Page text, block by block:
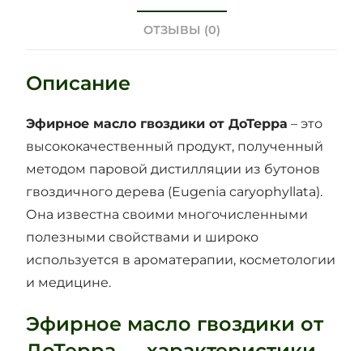
ОТЗЫВЫ (0)
Описание
Эфирное масло гвоздики от ДоТерра – это
высококачественный продукт, полученный
методом паровой дистилляции из бутонов
гвоздичного дерева (Eugenia caryophyllata).
Она известна своими многочисленными
полезными свойствами и широко
используется в ароматерапии, косметологии
и медицине.
Эфирное масло гвоздики от